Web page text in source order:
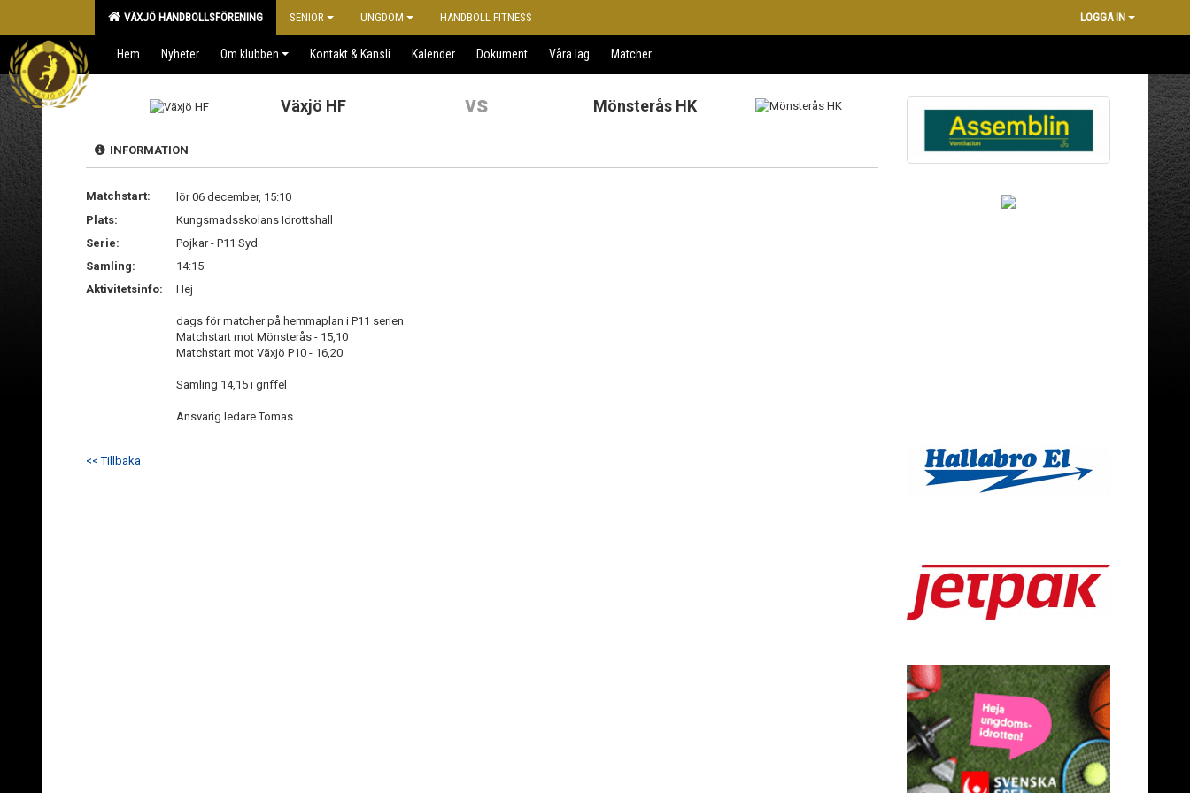
VÄXJÖ HANDBOLLSFÖRENING SENIOR UNGDOM HANDBOLL FITNESS LOGGA IN
Hem Nyheter Om klubben Kontakt & Kansli Kalender Dokument Våra lag Matcher
Växjö HF vs Mönsterås HK
INFORMATION
Matchstart:
lör 06 december, 15:10
Plats:
Kungsmadsskolans Idrottshall
Serie:
Pojkar - P11 Syd
Samling:
14:15
Aktivitetsinfo:
Hej
dags för matcher på hemmaplan i P11 serien
Matchstart mot Mönsterås - 15,10
Matchstart mot Växjö P10 - 16,20
Samling 14,15 i griffel
Ansvarig ledare Tomas
<< Tillbaka